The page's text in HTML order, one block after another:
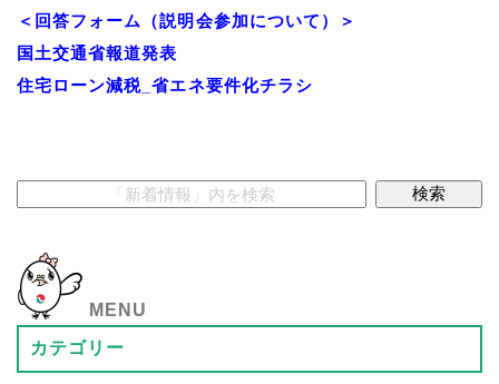
＜回答フォーム（説明会参加について）＞
国土交通省報道発表
住宅ローン減税_省エネ要件化チラシ
MENU
カテゴリー